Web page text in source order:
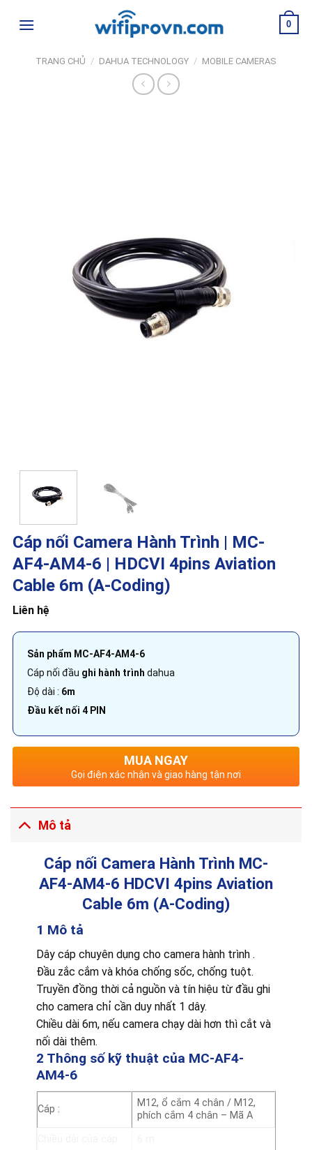
0
TRANG CHỦ / DAHUA TECHNOLOGY / MOBILE CAMERAS
Cáp nối Camera Hành Trình | MC-
AF4-AM4-6 | HDCVI 4pins Aviation
Cable 6m (A-Coding)
Liên hệ
Sản phẩm MC-AF4-AM4-6
Cáp nối đầu ghi hành trình dahua
Độ dài : 6m
Đầu kết nối 4 PIN
MUA NGAY
Gọi điện xác nhận và giao hàng tận nơi
Mô tả
Cáp nối Camera Hành Trình MC-
AF4-AM4-6 HDCVI 4pins Aviation
Cable 6m (A-Coding)
1 Mô tả
Dây cáp chuyên dụng cho camera hành trình .
Đầu zắc cắm và khóa chống sốc, chống tuột.
Truyền đồng thời cả nguồn và tín hiệu từ đầu ghi
cho camera chỉ cần duy nhất 1 dây.
Chiều dài 6m, nếu camera chạy dài hơn thì cắt và
nối dài thêm.
2 Thông số kỹ thuật của MC-AF4-
AM4-6
Cáp :
M12, ổ cắm 4 chân / M12,
phích cắm 4 chân – Mã A